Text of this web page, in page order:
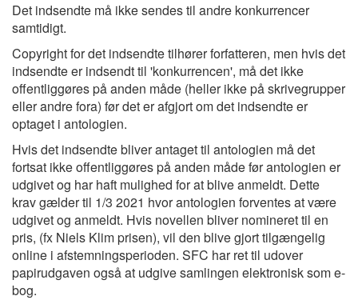
Det indsendte må ikke sendes til andre konkurrencer
samtidigt.
Copyright for det indsendte tilhører forfatteren, men hvis det
indsendte er indsendt til 'konkurrencen', må det ikke
offentliggøres på anden måde (heller ikke på skrivegrupper
eller andre fora) før det er afgjort om det indsendte er
optaget i antologien.
Hvis det indsendte bliver antaget til antologien må det
fortsat ikke offentliggøres på anden måde før antologien er
udgivet og har haft mulighed for at blive anmeldt. Dette
krav gælder til 1/3 2021 hvor antologien forventes at være
udgivet og anmeldt. Hvis novellen bliver nomineret til en
pris, (fx Niels Klim prisen), vil den blive gjort tilgængelig
online i afstemningsperioden. SFC har ret til udover
papirudgaven også at udgive samlingen elektronisk som e-
bog.